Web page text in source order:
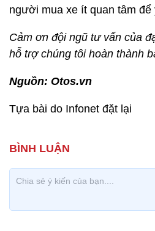
người mua xe ít quan tâm để
Cảm ơn đội ngũ tư vấn của
hỗ trợ chúng tôi hoàn thành
Nguồn: Otos.vn
Tựa bài do Infonet đặt lại